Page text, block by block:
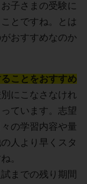
子さまの受験に
とですね。とは
おすすめなのか
ことをおすすめ
にこなさなけれ
ています。志望
の学習内容や量
人より早くスタ
。
までの残り期間